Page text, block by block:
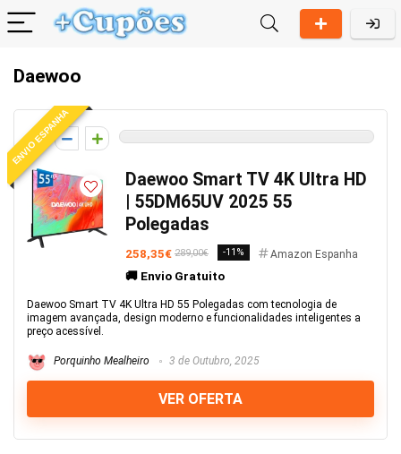
Daewoo
ENVIO ESPANHA
0
Daewoo Smart TV 4K Ultra HD
| 55DM65UV 2025 55
Polegadas
258,35€ 289,00€ -11% Amazon Espanha
🚚 Envio Gratuito
Daewoo Smart TV 4K Ultra HD 55 Polegadas com tecnologia de
imagem avançada, design moderno e funcionalidades inteligentes a
preço acessível.
Porquinho Mealheiro 3 de Outubro, 2025
VER OFERTA